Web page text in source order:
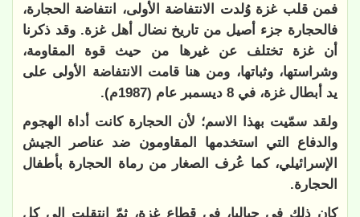
فمن قلب غزة وُلدت الانتفاضة الأولى، انتفاضة الحجارة،
فالحجارة جزء أصيل من تاريخ نضال أهل غزة. وقد ذكرنا
أن غزة تختلف عن غيرها من حيث قوة المقاومة،
وشراستها، وثباتها، ومن هنا قامت الانتفاضة الأولى على
يد أبطال غزة، في 8 ديسمبر عام (1987م).
ولقد سمّيت بهذا الاسم؛ لأن الحجارة كانت أداة الهجوم
والدفاع التي استخدمها المقاومون ضد عناصر الجيش
الإسرائيلي، كما عُرف الصغار من رماة الحجارة بأطفال
الحجارة.
كان ذلك في جباليا، في قطاع غزة، ثمّ انتقلت إلى كل